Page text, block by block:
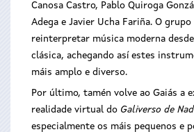
Canosa Castro, Pablo Quiroga
Adega e Javier Ucha Fariña. O
reinterpretar música moderna
clásica, achegando así estes
máis amplo e diverso.
Por último, tamén volve ao Gaiás a
realidade virtual do Galiverso de
especialmente os máis pequenos e